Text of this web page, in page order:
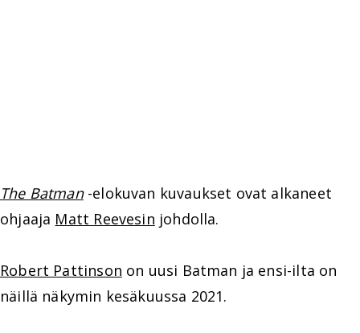
The Batman-elokuvan kuvaukset ovat alkaneet
ohjaaja Matt Reevesin johdolla.
Robert Pattinson on uusi Batman ja ensi-ilta on
näillä näkymin kesäkuussa 2021.